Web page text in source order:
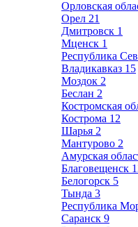
Орловская
Орел 21
Дмитровск 1
Мценск 1
Республика
Владикавказ 15
Моздок 2
Беслан 2
Костромская
Кострома 12
Шарья 2
Мантурово 2
Амурская
Благовещенск
Белогорск 5
Тында 3
Республика
Саранск 9